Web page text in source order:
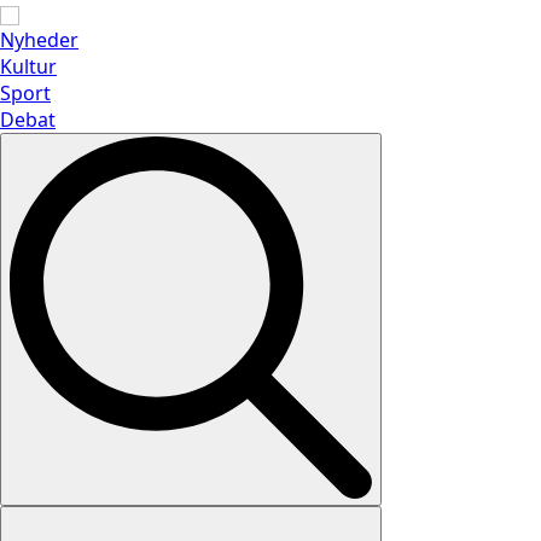
Nyheder
Kultur
Sport
Debat
Search